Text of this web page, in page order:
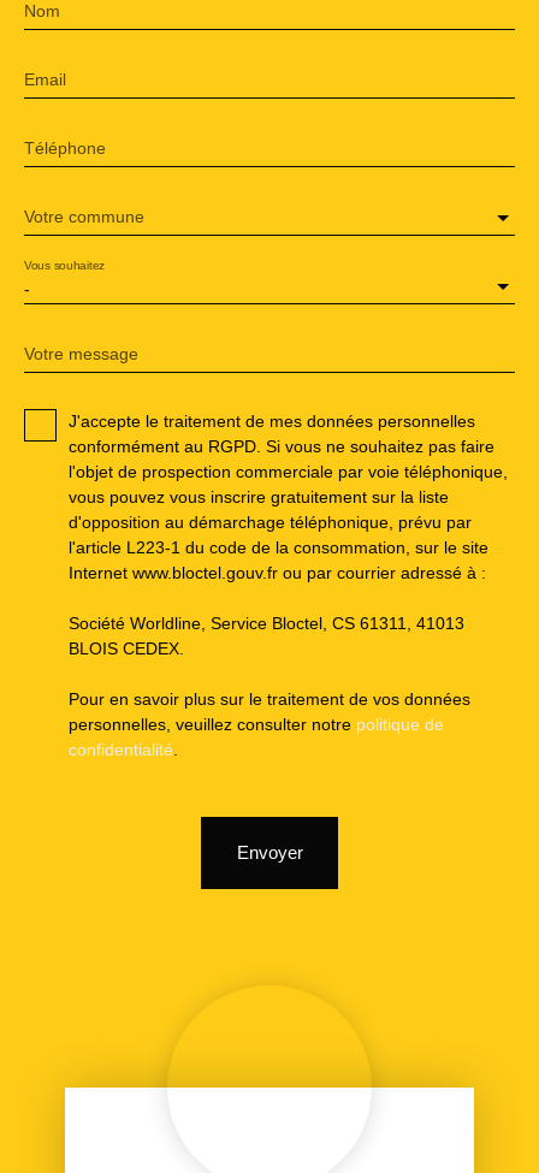
Nom
Email
Téléphone
Votre commune
-
Vous souhaitez
Votre message
J'accepte le traitement de mes données personnelles
conformément au RGPD. Si vous ne souhaitez pas faire
l'objet de prospection commerciale par voie téléphonique,
vous pouvez vous inscrire gratuitement sur la liste
d'opposition au démarchage téléphonique, prévu par
l'article L223-1 du code de la consommation, sur le site
Internet www.bloctel.gouv.fr ou par courrier adressé à :
Société Worldline, Service Bloctel, CS 61311, 41013
BLOIS CEDEX.
Pour en savoir plus sur le traitement de vos données
personnelles, veuillez consulter notre politique de
confidentialité
Envoyer